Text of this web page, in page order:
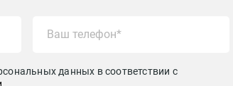
данных в соответствии с